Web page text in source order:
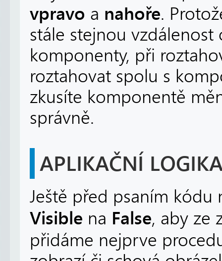
vpravo a nahoře.
stále stejnou
komponenty, při
roztahovat spolu s
zkusíte komponentě
správně.
APLIKAČNÍ
Ještě před psaním kódu
Visible na False, aby ze
přidáme nejprve